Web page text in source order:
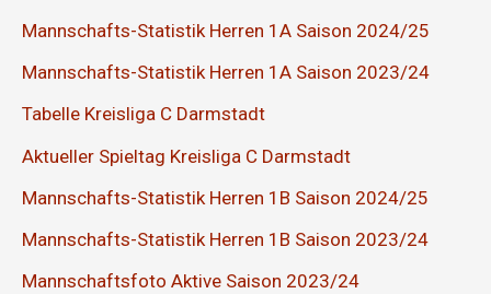
Mannschafts-Statistik Herren 1A Saison 2024/25
Mannschafts-Statistik Herren 1A Saison 2023/24
Tabelle Kreisliga C Darmstadt
Aktueller Spieltag Kreisliga C Darmstadt
Mannschafts-Statistik Herren 1B Saison 2024/25
Mannschafts-Statistik Herren 1B Saison 2023/24
Mannschaftsfoto Aktive Saison 2023/24